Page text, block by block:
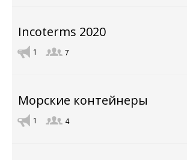
Incoterms 2020
1 7
Морские контейнеры
1 4